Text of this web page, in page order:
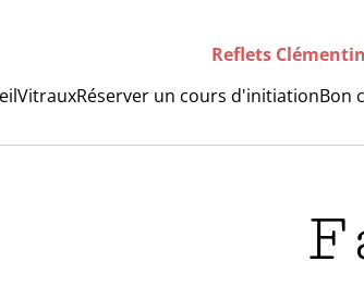
Reflets
VitrauxRéserver un cours d'initiationBon